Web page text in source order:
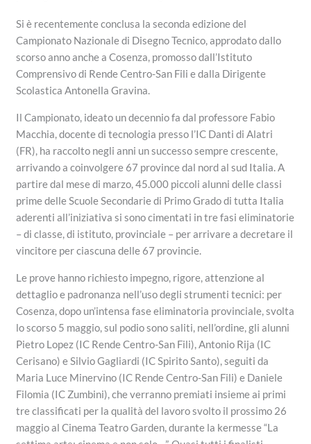
Si è recentemente conclusa la seconda edizione del
Campionato Nazionale di Disegno Tecnico, approdato dallo
scorso anno anche a Cosenza, promosso dall’Istituto
Comprensivo di Rende Centro-San Fili e dalla Dirigente
Scolastica Antonella Gravina.
Il Campionato, ideato un decennio fa dal professore Fabio
Macchia, docente di tecnologia presso l’IC Danti di Alatri
(FR), ha raccolto negli anni un successo sempre crescente,
arrivando a coinvolgere 67 province dal nord al sud Italia. A
partire dal mese di marzo, 45.000 piccoli alunni delle classi
prime delle Scuole Secondarie di Primo Grado di tutta Italia
aderenti all’iniziativa si sono cimentati in tre fasi eliminatorie
– di classe, di istituto, provinciale – per arrivare a decretare il
vincitore per ciascuna delle 67 provincie.
Le prove hanno richiesto impegno, rigore, attenzione al
dettaglio e padronanza nell’uso degli strumenti tecnici: per
Cosenza, dopo un’intensa fase eliminatoria provinciale, svolta
lo scorso 5 maggio, sul podio sono saliti, nell’ordine, gli alunni
Pietro Lopez (IC Rende Centro-San Fili), Antonio Rija (IC
Cerisano) e Silvio Gagliardi (IC Spirito Santo), seguiti da
Maria Luce Minervino (IC Rende Centro-San Fili) e Daniele
Filomia (IC Zumbini), che verranno premiati insieme ai primi
tre classificati per la qualità del lavoro svolto il prossimo 26
maggio al Cinema Teatro Garden, durante la kermesse “La